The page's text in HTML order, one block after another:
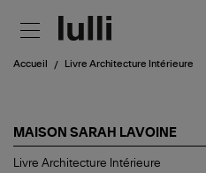
Accueil Livre Architecture Intérieure
MAISON SARAH LAVOINE
Livre
Livre Architecture Intérieure